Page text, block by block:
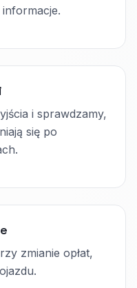
i sprawdzamy,
się po
zmianie opłat,